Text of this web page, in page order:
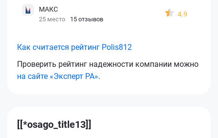
МАКС
25 место 15 отзывов
4.9
Как считается рейтинг Polis812
Проверить рейтинг надежности компании можно
на сайте «Эксперт РА».
[[*osago_title13]]